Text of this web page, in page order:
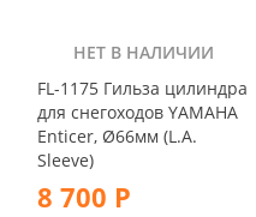
НЕТ В НАЛИЧИИ
FL-1175 Гильза цилиндра
для снегоходов YAMAHA
Enticer, Ø66мм (L.A.
Sleeve)
8 700 Р